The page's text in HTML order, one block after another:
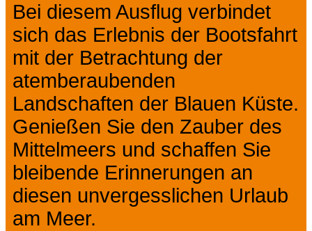
Bei diesem Ausflug verbindet
sich das Erlebnis der Bootsfahrt
mit der Betrachtung der
atemberaubenden
Landschaften der Blauen Küste.
Genießen Sie den Zauber des
Mittelmeers und schaffen Sie
bleibende Erinnerungen an
diesen unvergesslichen Urlaub
am Meer.